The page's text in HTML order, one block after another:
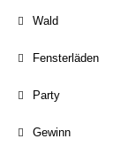
Wald
Fensterläden
Party
Gewinn